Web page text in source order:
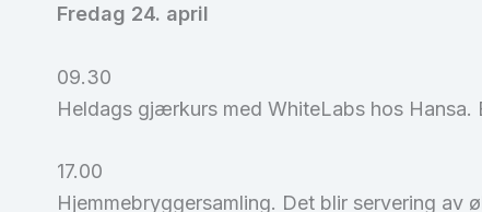
Fredag 24. april
09.30
Heldags gjærkurs med WhiteLabs hos
17.00
Hjemmebryggersamling. Det blir servering av